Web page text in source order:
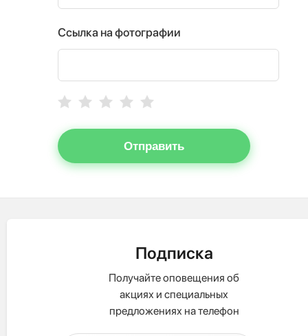
Ссылка на фотографии
Отправить
Подписка
Получайте оповещения об
акциях и специальных
предложениях на телефон